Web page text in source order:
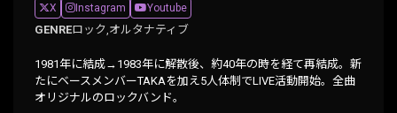
X Instagram Youtube
GENREロック, オルタナティブ
1981年に結成→1983年に解散後、約40年の時を経て再結成。新
たにベースメンバーTAKAを加え5人体制でLIVE活動開始。全曲
オリジナルのロックバンド。